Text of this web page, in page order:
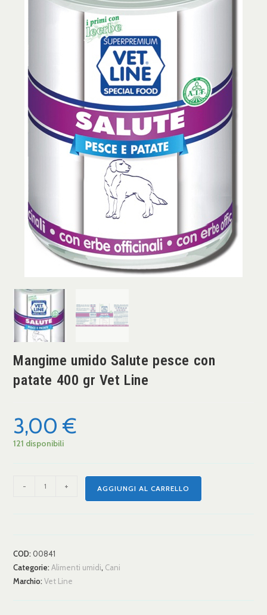
Mangime umido Salute pesce con
patate 400 gr Vet Line
3,00€
121 disponibili
- + AGGIUNGI AL CARRELLO
COD:00841
Categorie:Alimenti umidi, Cani
Marchio:Vet Line